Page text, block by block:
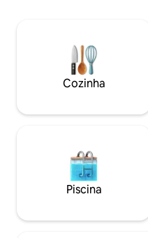
pássaros ✦ Mercearia - 3
Parque infantil - 5 minutos a pé
dúvida? Fique à vontade
mensagens a qualquer
próxima visita.
Cozinha
Piscina